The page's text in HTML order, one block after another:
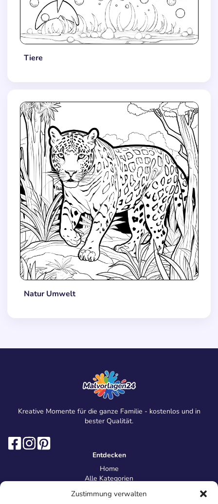
Zustimmung verwalten
Tiere
Natur Umwelt
Kreative Momente für die ganze Familie - kostenlos und in
bester Qualität.
Entdecken
Home
Alle Kategorien
Information